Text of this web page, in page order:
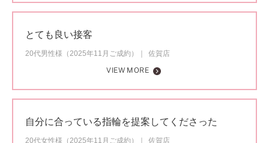
とても良い接客
20代男性様（2025年11月ご成約）
佐賀店
VIEW MORE
自分に合っている指輪を提案してくださった
20代女性様（2025年11月ご成約）
佐賀店